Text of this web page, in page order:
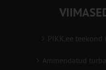
PIKK.ee teekond
Ammendatud